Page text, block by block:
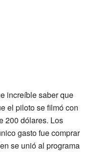
increíble saber que
el piloto se filmó con
200 dólares. Los
gasto fue comprar
se unió al programa